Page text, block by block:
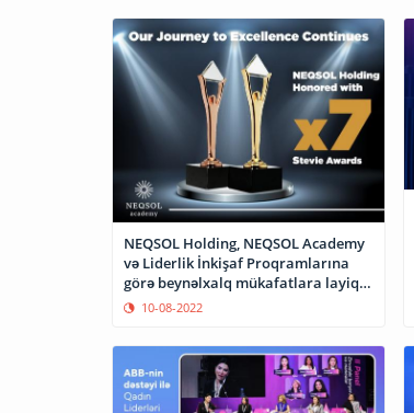
NEQSOL Holding, NEQSOL Academy
və Liderlik İnkişaf Proqramlarına
görə beynəlxalq mükafatlara layiq
görülüb
10-08-2022